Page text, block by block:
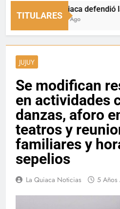
TITULARES
La Quiaca defendió la
5 Horas Ago
JUJUY
Se modifican
en actividades
danzas, aforo
teatros y
familiares y
sepelios
La Quiaca Noticias 5 Años